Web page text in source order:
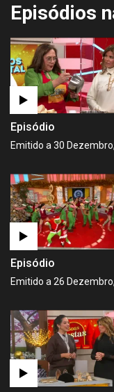
Episódios
Episódio
Emitido a 30
Episódio
Emitido a 26